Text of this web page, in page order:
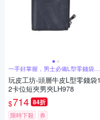
一手好掌握，男士必備L型零錢袋短
玩皮工坊-頭層牛皮L型零錢袋1
2卡位短夾男夾LH978
$714 84折
限時下殺 券